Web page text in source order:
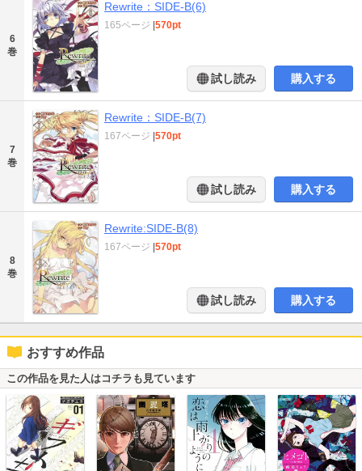
6
巻
Rewrite：SIDE-B(6)
165ページ 570pt
試し読み 購入する
7
巻
Rewrite：SIDE-B(7)
167ページ 570pt
試し読み 購入する
8
巻
Rewrite:SIDE-B(8)
167ページ 570pt
試し読み 購入する
おすすめ作品
この作品を見た人はコチラも見ています